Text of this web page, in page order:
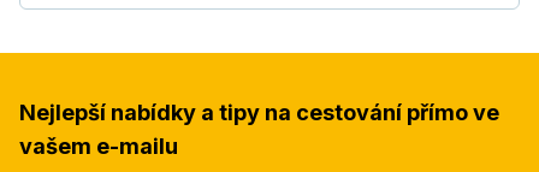
Nejlepší nabídky a tipy na cestování přímo ve
vašem e-mailu